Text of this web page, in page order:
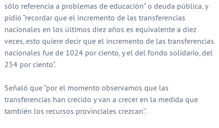
sólo referencia a problemas de educación” o deuda pública, y
pidió “recordar que el incremento de las transferencias
nacionales en los últimos diez años es equivalente a diez
veces, esto quiere decir que el incremento de las transferencias
nacionales fue de 1024 por ciento, y el del fondo solidario, del
254 por ciento”.
Señaló que “por el momento observamos que las
transferencias han crecido y van a crecer en la medida que
también los recursos provinciales crezcan”.